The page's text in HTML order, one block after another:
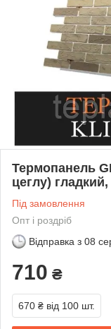
Термопанель
цеглу)
Під замовлення
Опт і роздріб
Відправка з 08
710 ₴
670 ₴ від 100 шт.